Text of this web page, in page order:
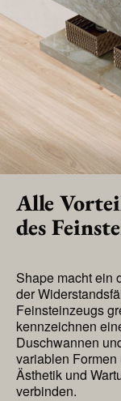
Alle
des
Shape macht ein
der
Feinsteinzeugs
kennzeichnen
Duschwannen
variablen
Ästhetik und
verbinden.